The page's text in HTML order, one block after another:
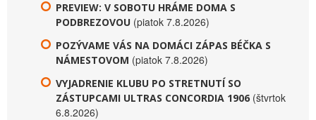
PREVIEW: V SOBOTU HRÁME DOMA S
PODBREZOVOU (piatok 7.8.2026)
POZÝVAME VÁS NA DOMÁCI ZÁPAS BÉČKA S
NÁMESTOVOM (piatok 7.8.2026)
VYJADRENIE KLUBU PO STRETNUTÍ SO
ZÁSTUPCAMI ULTRAS CONCORDIA 1906 (štvrtok
6.8.2026)